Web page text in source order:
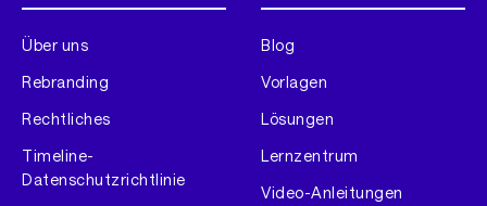
Über uns
Rebranding
Rechtliches
Timeline-
Datenschutzrichtlinie
Blog
Vorlagen
Lösungen
Lernzentrum
Video-Anleitungen